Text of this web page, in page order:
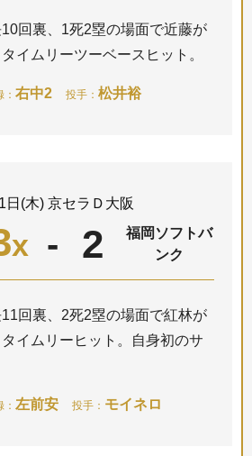
回裏、1死2塁の場面で近藤が
イムリーツーベースヒット。
右中2 投手： 松井裕
日(木) 京セラＤ大阪
x - 2
福岡ソフトバ
ンク
回裏、2死2塁の場面で紅林が
イムリーヒット。自身初のサ
左前安 投手： モイネロ